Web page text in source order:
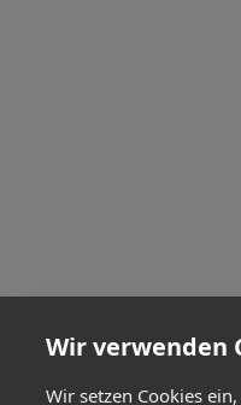
Wir verwenden
Wir setzen Cookies